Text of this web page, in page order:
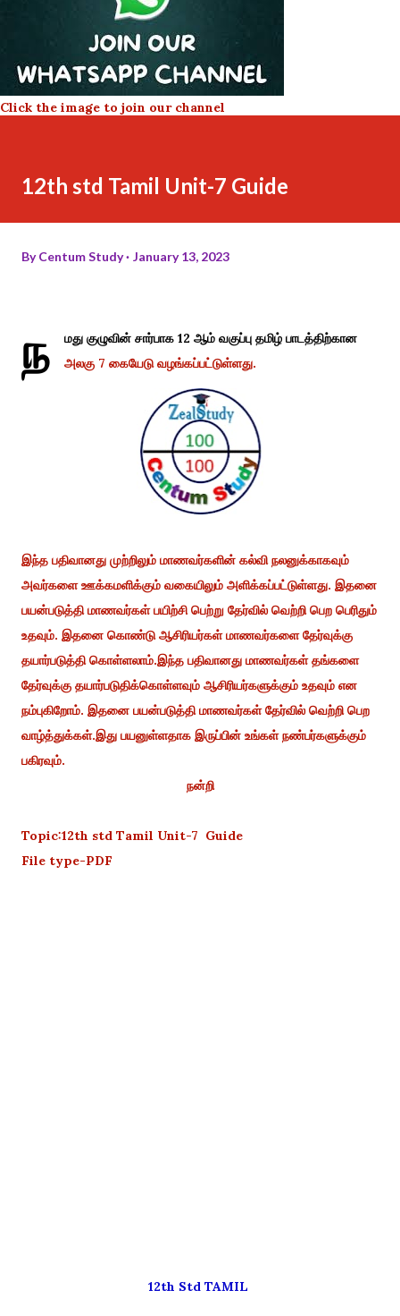
Click the image to join our channel
12th std Tamil Unit-7 Guide
ByCentum Study January 13, 2023
ந
மது குழுவின் சார்பாக 12 ஆம் வகுப்பு தமிழ் பாடத்திற்கான
அலகு 7 கையேடு வழங்கப்பட்டுள்ளது.
இந்த பதிவானது முற்றிலும் மாணவர்களின் கல்வி நலனுக்காகவும்
அவர்களை ஊக்கமளிக்கும் வகையிலும் அளிக்கப்பட்டுள்ளது. இதனை
பயன்படுத்தி மாணவர்கள் பயிற்சி பெற்று தேர்வில் வெற்றி பெற பெரிதும்
உதவும். இதனை கொண்டு ஆசிரியர்கள் மாணவர்களை தேர்வுக்கு
தயார்படுத்தி கொள்ளலாம்.இந்த பதிவானது மாணவர்கள் தங்களை
தேர்வுக்கு தயார்படுதிக்கொள்ளவும் ஆசிரியர்களுக்கும் உதவும் என
நம்புகிறோம். இதனை பயன்படுத்தி மாணவர்கள் தேர்வில் வெற்றி பெற
வாழ்த்துக்கள்.இது பயனுள்ளதாக இருப்பின் உங்கள் நண்பர்களுக்கும்
பகிரவும்.
நன்றி
Topic:12th std Tamil Unit-7 Guide
File type-PDF
12th Std TAMIL